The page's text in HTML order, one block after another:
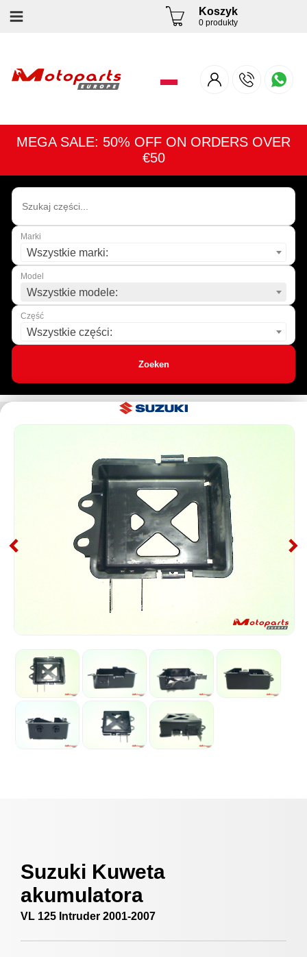
Koszyk
0 produkty
MEGA SALE: 50% OFF ON ORDERS OVER
€50
Marki
Wszystkie marki:
Model
Wszystkie modele:
Część
Wszystkie części:
Zoeken
Suzuki Kuweta
akumulatora
VL 125 Intruder 2001-2007